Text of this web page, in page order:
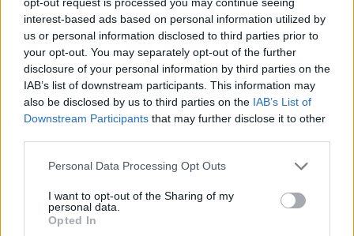
interest-based ads based on personal information utilized by
us or personal information disclosed to third parties prior to
your opt-out. You may separately opt-out of the further
disclosure of your personal information by third parties on the
IAB’s list of downstream participants. This information may
also be disclosed by us to third parties on the IAB’s List of
Downstream Participants that may further disclose it to other
Please note that this website/app uses one or more Google
not limited to your visit or usage behaviour. You may click to
grant or deny consent to Google and its third-party tags to
use your data for below specified purposes in below Google
Personal Data Processing Opt Outs
I want to opt-out of the Sharing of my
personal data.
Opted In
kapcsolat alapjai erősebbek legyenek. Ezek nélkül a szex könnyen
felszínessé válik, mert hiányzik mögüle a valódi lelki kapaszkodó.
A testi és lelki közelség találkozásának kulcsa a vágyakról
való őszinte kommunikáció. Mennyire tudok beszélni arról,
mire van szükségem, mire vágyom, mi esik jól?A testek
találkozhatnak anélkül is, hogy szavak születnének, de a valódi közelség
csak akkor jön létre, ha a vágyainkat is meg merjük egymással osztani.
pszichológiai kutatások szerint a biztonságos kötődés az, ami a leginkább
másikhoz bármikor fordulhatunk, hogy a hibáinkkal együtt is
szerethetőek vagyunk, akkor könnyebb sebezhetőnek lenni, őszintének
maradni, jelen lenni – és így a szex is mélyebb, teljesebb, varázslatosabb